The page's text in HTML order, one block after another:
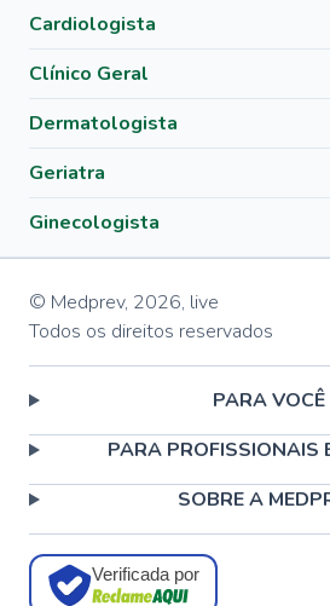
Cardiologista
Clínico Geral
Dermatologista
Geriatra
Ginecologista
© Medprev, 2026, live
Todos os direitos reservados
PARA VOCÊ
PARA PROFISSIONAIS
SOBRE A
Verificada por